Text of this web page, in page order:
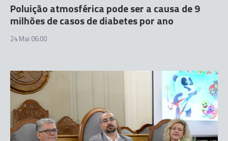
Poluição atmosférica pode ser a causa de 9
milhões de casos de diabetes por ano
24 Mai 06:00